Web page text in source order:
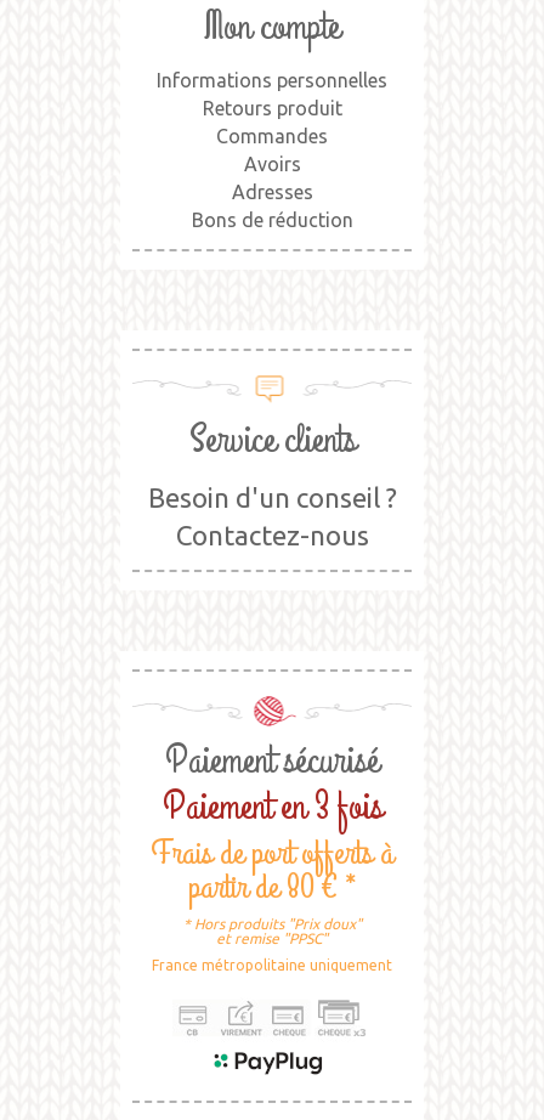
Mon compte
Informations personnelles
Retours produit
Commandes
Avoirs
Adresses
Bons de réduction
Service clients
Besoin d'un conseil ?
Contactez-nous
Paiement sécurisé
Paiement en 3 fois
Frais de port offerts à
partir de 80 € *
* Hors produits "Prix doux"
et remise "PPSC"
France métropolitaine uniquement